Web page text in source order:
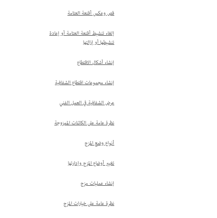
قص وعكس أقنعة العتامة
إلغاء تنشيط أقنعة العتامة أو إعادة
تنشيطها أو إزالتها
إنشاء أشكال الاقتطاع
إنشاء مجموعات اقتطاع الشفافية
عرض الشفافية في العمل الفني
نظرة عامة على الكائنات الممزوجة
أنواع وضع المزج
تغيير أوضاع المزج وإدارتها
إنشاء عمليات مزج
نظرة عامة على خيارات المزج